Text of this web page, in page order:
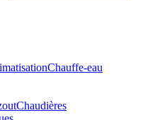
Chauffe-eau
Chaudières